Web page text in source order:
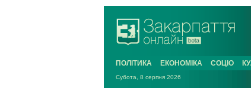
ПОЛІТИКА ЕКОНОМІКА СОЦІО
Субота, 8 серпня 2026